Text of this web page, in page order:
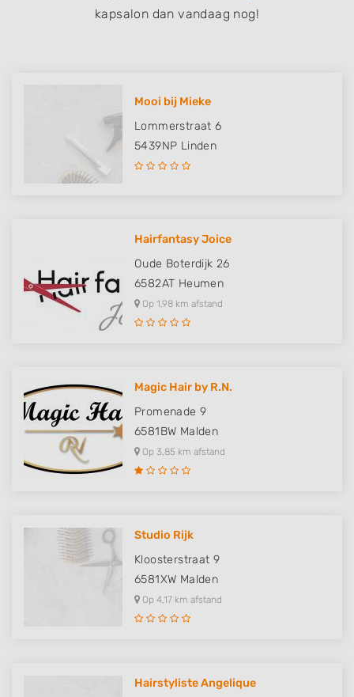
kapsalon dan vandaag nog!
Mooi bij Mieke
Lommerstraat 6
5439NP Linden
Hairfantasy Joice
Oude Boterdijk 26
6582AT Heumen
Op 1,98 km afstand
Magic Hair by R.N.
Promenade 9
6581BW Malden
Op 3,85 km afstand
Studio Rijk
Kloosterstraat 9
6581XW Malden
Op 4,17 km afstand
Hairstyliste Angelique